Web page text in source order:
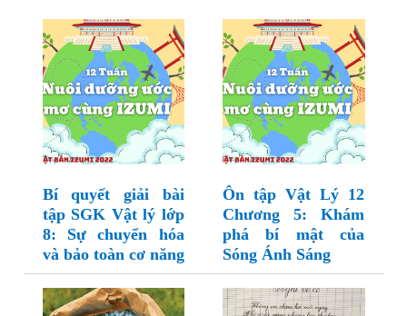
Bí quyết giải bài
tập SGK Vật lý lớp
8: Sự chuyển hóa
và bảo toàn cơ năng
Ôn tập Vật Lý 12
Chương 5: Khám
phá bí mật của
Sóng Ánh Sáng